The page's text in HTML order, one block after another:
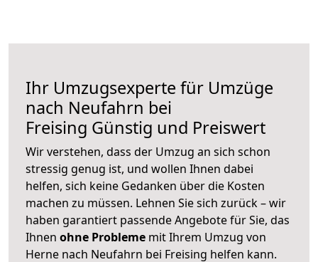
Ihr Umzugsexperte für Umzüge
nach Neufahrn bei
Freising Günstig und Preiswert
Wir verstehen, dass der Umzug an sich schon
stressig genug ist, und wollen Ihnen dabei
helfen, sich keine Gedanken über die Kosten
machen zu müssen. Lehnen Sie sich zurück – wir
haben garantiert passende Angebote für Sie, das
Ihnen ohne Probleme mit Ihrem Umzug von
Herne nach Neufahrn bei Freising helfen kann.